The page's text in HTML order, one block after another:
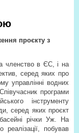
проєкту з
членство в ЄС, і на
серед яких про
управлінні водних
програми
інструменту
серед яких проєкт
річки Уж. На
реалізації, побував